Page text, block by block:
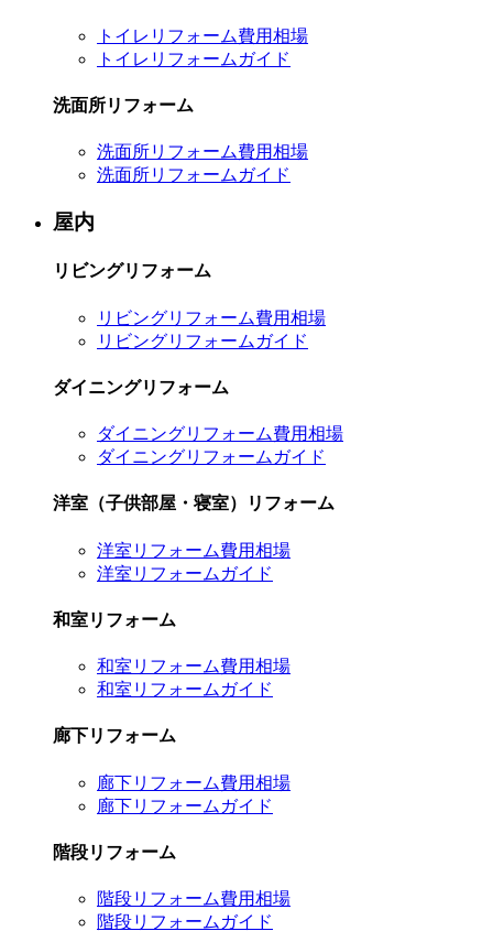
トイレリフォーム費用相場
トイレリフォームガイド
洗面所リフォーム
洗面所リフォーム費用相場
洗面所リフォームガイド
屋内
リビングリフォーム
リビングリフォーム費用相場
リビングリフォームガイド
ダイニングリフォーム
ダイニングリフォーム費用相場
ダイニングリフォームガイド
洋室（子供部屋・寝室）リフォーム
洋室リフォーム費用相場
洋室リフォームガイド
和室リフォーム
和室リフォーム費用相場
和室リフォームガイド
廊下リフォーム
廊下リフォーム費用相場
廊下リフォームガイド
階段リフォーム
階段リフォーム費用相場
階段リフォームガイド